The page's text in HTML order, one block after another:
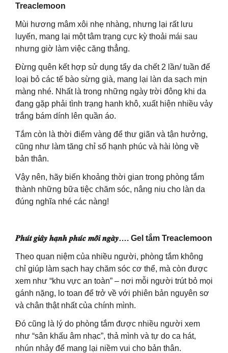
Treaclemoon
Mùi hương mâm xôi nhẹ nhàng, nhưng lại rất lưu
luyến, mang lại một tâm trạng cực kỳ thoải mái sau
nhưng giờ làm việc căng thẳng.
Đừng quên kết hợp sử dụng tẩy da chết 2 lần/ tuần để
loại bỏ các tế bào sừng già, mang lại làn da sạch mịn
màng nhé. Nhất là trong những ngày trời đông khi da
đang gặp phải tình trạng hanh khô, xuất hiện nhiều vảy
trắng bám dính lên quần áo.
Tắm còn là thời điểm vàng để thư giãn và tận hưởng,
cũng như làm tăng chỉ số hạnh phúc và hài lòng về
bản thân.
Vậy nên, hãy biến khoảng thời gian trong phòng tắm
thành những bữa tiệc chăm sóc, nâng niu cho làn da
đúng nghĩa nhé các nàng!
𝑷𝒉𝒖́𝒕 𝒈𝒊𝒂̂𝒚 𝒉𝒂̣𝒏𝒉 𝒑𝒉𝒖́𝒄 𝒎𝒐̂̃𝒊 𝒏𝒈𝒂̀𝒚…. Gel tắm Treaclemoon
Theo quan niệm của nhiều người, phòng tắm không
chỉ giúp làm sạch hay chăm sóc cơ thể, mà còn được
xem như “khu vực an toàn” – nơi mỗi người trút bỏ mọi
gánh nặng, lo toan để trở về với phiên bản nguyên sơ
và chân thật nhất của chính mình.
Đó cũng là lý do phòng tắm được nhiều người xem
như “sân khấu âm nhạc”, thả mình và tự do ca hát,
nhún nhảy để mang lại niềm vui cho bản thân.